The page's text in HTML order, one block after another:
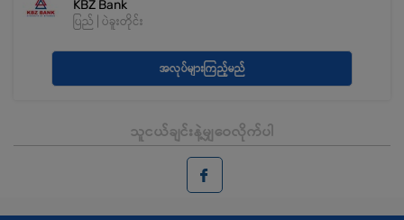
KBZ Bank
ပြည် | ပဲခူးတိုင်း
အလုပ်များကြည့်မည်
သူငယ်ချင်းနဲ့မျှဝေလိုက်ပါ